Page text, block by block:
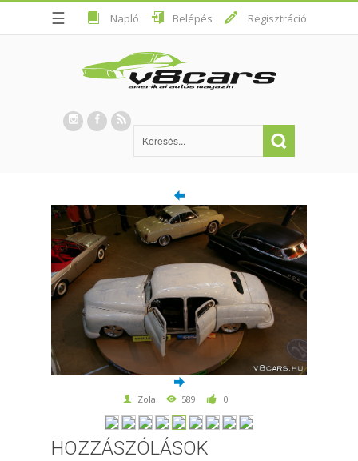
☰ Napló Belépés Regisztráció
Zola 589 0
HOZZÁSZÓLÁSOK